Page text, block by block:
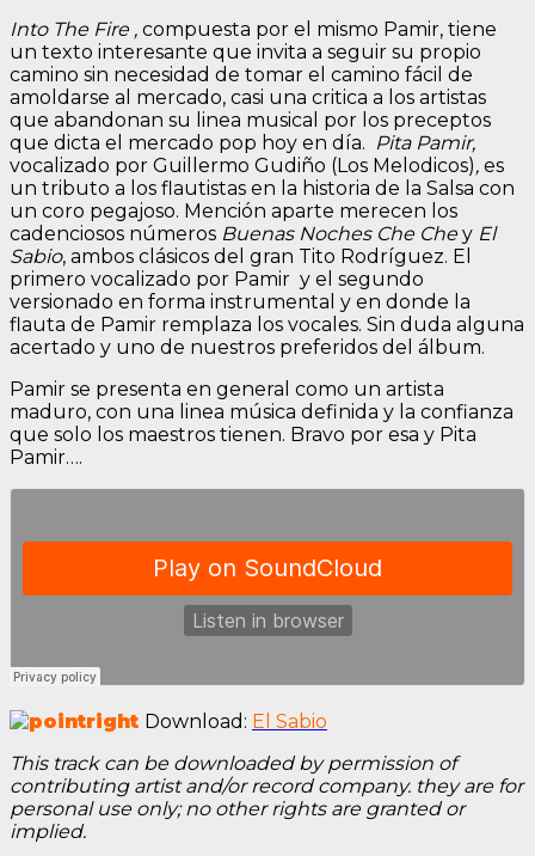
Into The Fire , compuesta por el mismo Pamir, tiene
un texto interesante que invita a seguir su propio
camino sin necesidad de tomar el camino fácil de
amoldarse al mercado, casi una critica a los artistas
que abandonan su linea musical por los preceptos
que dicta el mercado pop hoy en día. Pita Pamir,
vocalizado por Guillermo Gudiño (Los Melodicos), es
un tributo a los flautistas en la historia de la Salsa con
un coro pegajoso. Mención aparte merecen los
cadenciosos números Buenas Noches Che Chey El
Sabio, ambos clásicos del gran Tito Rodríguez. El
primero vocalizado por Pamir y el segundo
versionado en forma instrumental y en donde la
flauta de Pamir remplaza los vocales. Sin duda alguna
acertado y uno de nuestros preferidos del álbum.
Pamir se presenta en general como un artista
maduro, con una linea música definida y la confianza
que solo los maestros tienen. Bravo por esa y Pita
Pamir….
Download: El Sabio
This track can be downloaded by permission of
contributing artist and/or record company. they are for
personal use only; no other rights are granted or
implied.